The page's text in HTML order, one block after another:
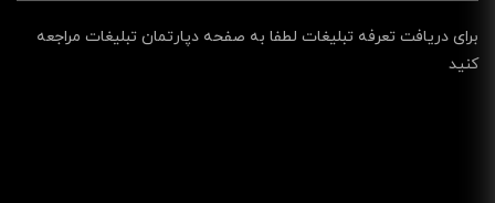
برای دریافت تعرفه تبلیغات لطفا به صفحه دپارتمان تبلیغات مراجعه
کنید